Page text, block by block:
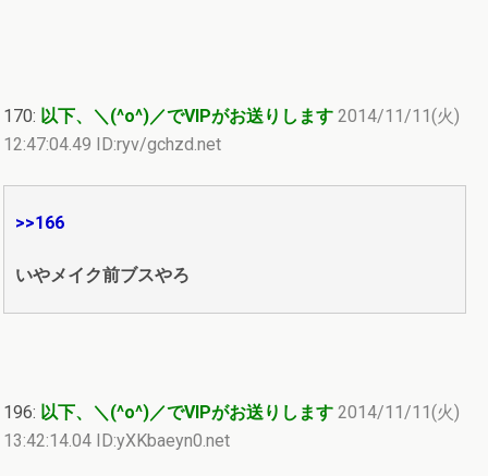
170: 以下、＼(^o^)／でVIPがお送りします 2014/11/11(火)
12:47:04.49 ID:ryv/gchzd.net
>>166
いやメイク前ブスやろ
196: 以下、＼(^o^)／でVIPがお送りします 2014/11/11(火)
13:42:14.04 ID:yXKbaeyn0.net